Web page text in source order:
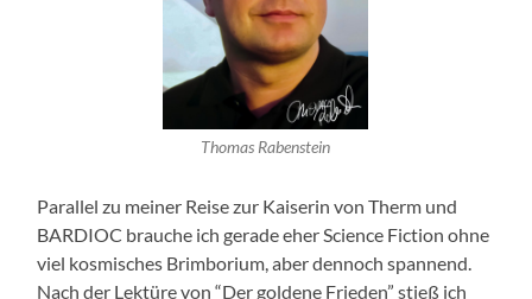
Thomas Rabenstein
Parallel zu meiner Reise zur Kaiserin von Therm und
BARDIOC brauche ich gerade eher Science Fiction ohne
viel kosmisches Brimborium, aber dennoch spannend.
Nach der Lektüre von “Der goldene Frieden” stieß ich